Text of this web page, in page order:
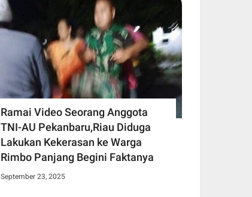
Ramai Video Seorang Anggota
TNI-AU Pekanbaru,Riau Diduga
Lakukan Kekerasan ke Warga
Rimbo Panjang Begini Faktanya
September 23, 2025